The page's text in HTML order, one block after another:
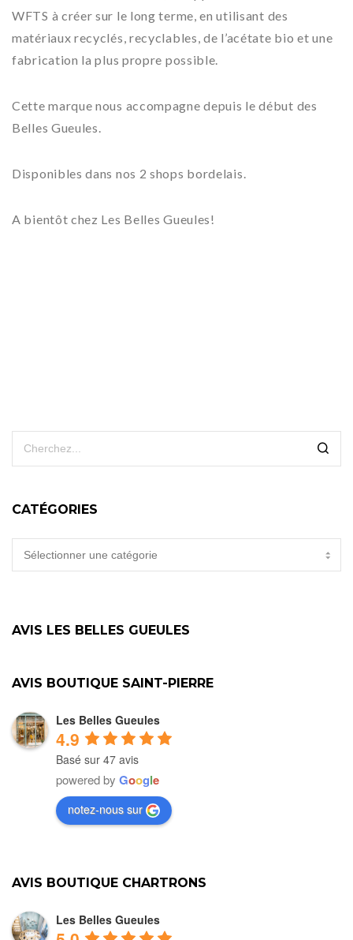
WFTS à créer sur le long terme, en utilisant des
matériaux recyclés, recyclables, de l’acétate bio et une
fabrication la plus propre possible.
Cette marque nous accompagne depuis le début des
Belles Gueules.
Disponibles dans nos 2 shops bordelais.
A bientôt chez Les Belles Gueules!
CATÉGORIES
CATÉGORIES
AVIS LES BELLES GUEULES
AVIS BOUTIQUE SAINT-PIERRE
Les Belles Gueules
4.9
Basé sur 47 avis
powered by Google
notez-nous sur
AVIS BOUTIQUE CHARTRONS
Les Belles Gueules